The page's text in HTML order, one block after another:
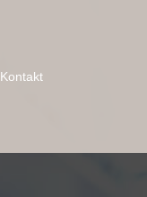
Kontakt